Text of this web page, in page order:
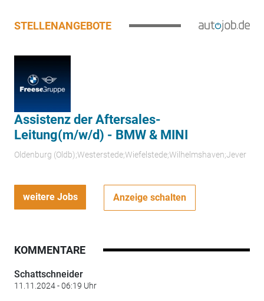
STELLENANGEBOTE
Assistenz der Aftersales-
Leitung(m/w/d) - BMW & MINI
Oldenburg (Oldb);Westerstede;Wiefelstede;Wilhelmshaven;Jever
weitere Jobs Anzeige schalten
KOMMENTARE
Schattschneider
11.11.2024 - 06:19 Uhr